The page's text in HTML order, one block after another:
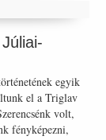
egyik
el a Triglav
volt,
fényképezni,